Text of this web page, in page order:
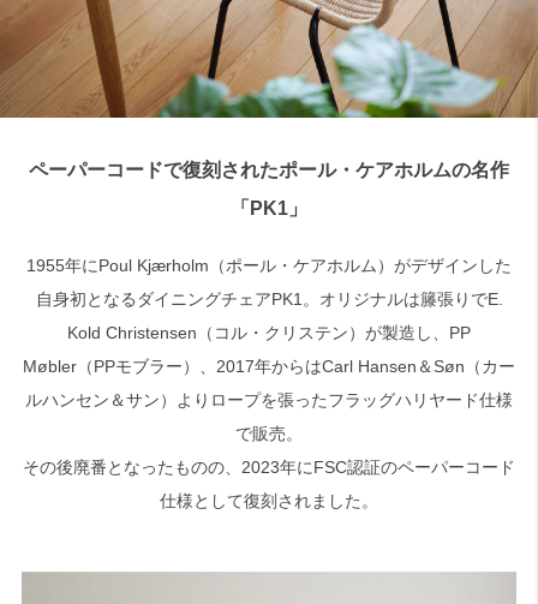
検索
ペーパーコードで復刻されたポール・ケアホルムの名作
「PK1」
1955年にPoul Kjærholm（ポール・ケアホルム）がデザインした
自身初となるダイニングチェアPK1。オリジナルは籐張りでE.
Kold Christensen（コル・クリステン）が製造し、PP
Møbler（PPモブラー）、2017年からはCarl Hansen＆Søn（カー
ルハンセン＆サン）よりロープを張ったフラッグハリヤード仕様
で販売。
その後廃番となったものの、2023年にFSC認証のペーパーコード
仕様として復刻されました。